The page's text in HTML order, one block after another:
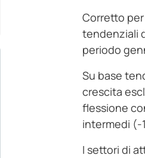
Corretto
tendenziali
periodo
Su base
crescita
flessione
intermedi (-
I settori di